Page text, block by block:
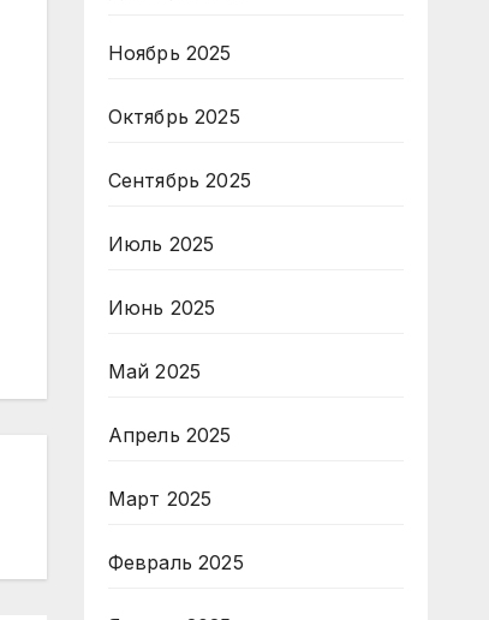
Ноябрь 2025
Октябрь 2025
Сентябрь 2025
Июль 2025
Июнь 2025
Май 2025
Апрель 2025
Март 2025
Февраль 2025